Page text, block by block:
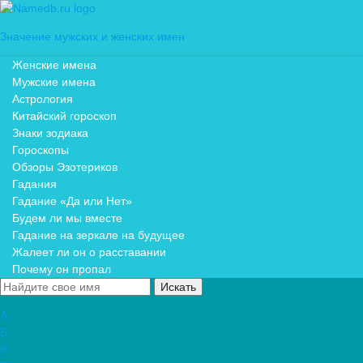
Значение мужских и женских имен
Женские имена
Мужские имена
Астрология
Китайский гороскоп
Знаки зодиака
Гороскопы
Обзоры Эзотериков
Гадания
Гадание «Да или Нет»
Будем ли мы вместе
Гадание на зеркале на будущее
Жалеет ли он о расставании
Почему он пропал
А
Б
В